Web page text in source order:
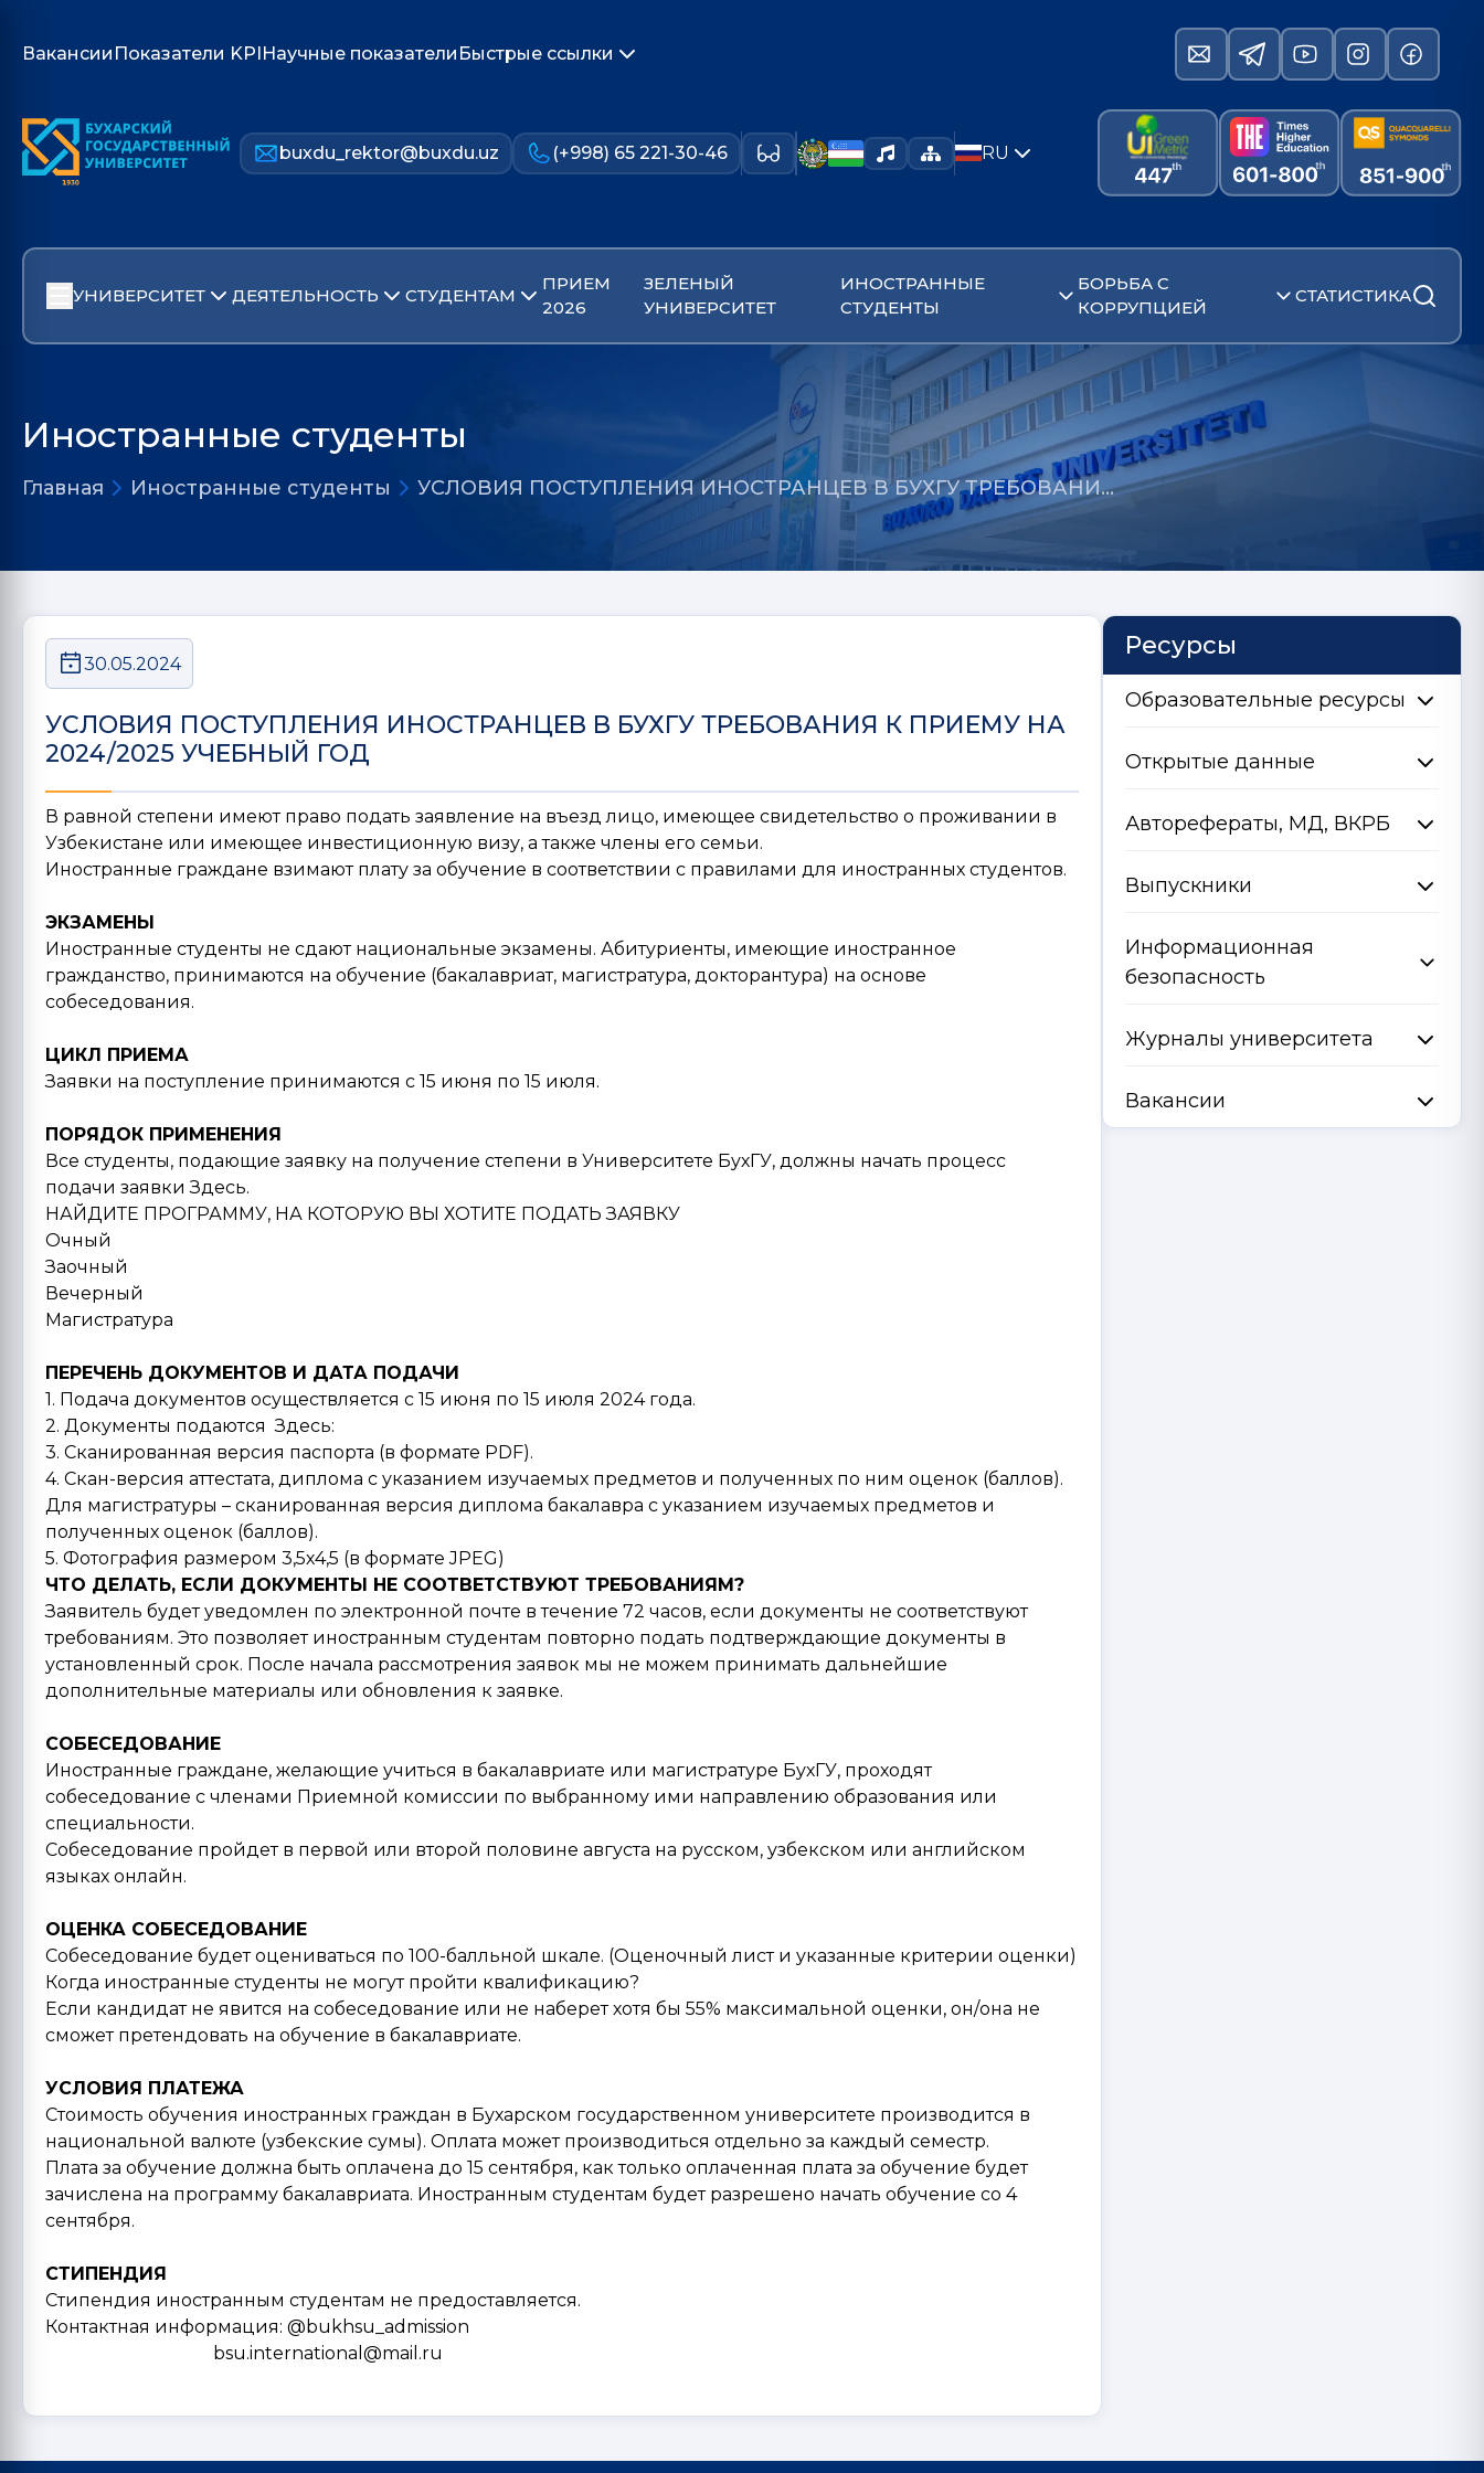
Вакансии Показатели KPIНаучные показатели Быстрые ссылки
buxdu_rektor@buxdu.uz (+998) 65 221-30-46 RU
УНИВЕРСИТЕТ ДЕЯТЕЛЬНОСТЬ СТУДЕНТАМ
ПРИЕМ
2026
ЗЕЛЕНЫЙ
УНИВЕРСИТЕТ
ИНОСТРАННЫЕ
СТУДЕНТЫ
БОРЬБА С
КОРРУПЦИЕЙ
СТАТИСТИКА
Иностранные студенты
Главная Иностранные студенты УСЛОВИЯ ПОСТУПЛЕНИЯ ИНОСТРАНЦЕВ В БУХГУ ТРЕБОВАНИ…
30.05.2024
УСЛОВИЯ ПОСТУПЛЕНИЯ ИНОСТРАНЦЕВ В БУХГУ ТРЕБОВАНИЯ К ПРИЕМУ НА
2024/2025 УЧЕБНЫЙ ГОД
В равной степени имеют право подать заявление на въезд лицо, имеющее свидетельство о проживании в
Узбекистане или имеющее инвестиционную визу, а также члены его семьи.
Иностранные граждане взимают плату за обучение в соответствии с правилами для иностранных студентов.
ЭКЗАМЕНЫ
Иностранные студенты не сдают национальные экзамены. Абитуриенты, имеющие иностранное
гражданство, принимаются на обучение (бакалавриат, магистратура, докторантура) на основе
собеседования.
ЦИКЛ ПРИЕМА
Заявки на поступление принимаются с 15 июня по 15 июля.
ПОРЯДОК ПРИМЕНЕНИЯ
Все студенты, подающие заявку на получение степени в Университете БухГУ, должны начать процесс
подачи заявки Здесь.
НАЙДИТЕ ПРОГРАММУ, НА КОТОРУЮ ВЫ ХОТИТЕ ПОДАТЬ ЗАЯВКУ
Очный
Заочный
Вечерный
Магистратура
ПЕРЕЧЕНЬ ДОКУМЕНТОВ И ДАТА ПОДАЧИ
1. Подача документов осуществляется с 15 июня по 15 июля 2024 года.
2. Документы подаются Здесь:
3. Сканированная версия паспорта (в формате PDF).
4. Скан-версия аттестата, диплома с указанием изучаемых предметов и полученных по ним оценок (баллов).
Для магистратуры – сканированная версия диплома бакалавра с указанием изучаемых предметов и
полученных оценок (баллов).
5. Фотография размером 3,5х4,5 (в формате JPEG)
ЧТО ДЕЛАТЬ, ЕСЛИ ДОКУМЕНТЫ НЕ СООТВЕТСТВУЮТ ТРЕБОВАНИЯМ?
Заявитель будет уведомлен по электронной почте в течение 72 часов, если документы не соответствуют
требованиям. Это позволяет иностранным студентам повторно подать подтверждающие документы в
установленный срок. После начала рассмотрения заявок мы не можем принимать дальнейшие
дополнительные материалы или обновления к заявке.
СОБЕСЕДОВАНИЕ
Иностранные граждане, желающие учиться в бакалавриате или магистратуре БухГУ, проходят
собеседование с членами Приемной комиссии по выбранному ими направлению образования или
специальности.
Собеседование пройдет в первой или второй половине августа на русском, узбекском или английском
языках онлайн.
ОЦЕНКА СОБЕСЕДОВАНИЕ
Собеседование будет оцениваться по 100-балльной шкале. (Оценочный лист и указанные критерии оценки)
Когда иностранные студенты не могут пройти квалификацию?
Если кандидат не явится на собеседование или не наберет хотя бы 55% максимальной оценки, он/она не
сможет претендовать на обучение в бакалавриате.
УСЛОВИЯ ПЛАТЕЖА
Стоимость обучения иностранных граждан в Бухарском государственном университете производится в
национальной валюте (узбекские сумы). Оплата может производиться отдельно за каждый семестр.
Плата за обучение должна быть оплачена до 15 сентября, как только оплаченная плата за обучение будет
зачислена на программу бакалавриата. Иностранным студентам будет разрешено начать обучение со 4
сентября.
СТИПЕНДИЯ
Стипендия иностранным студентам не предоставляется.
Контактная информация: @bukhsu_admission
bsu.international@mail.ru
Ресурсы
Образовательные ресурсы
Открытые данные
Авторефераты, МД, ВКРБ
Выпускники
Информационная
безопасность
Журналы университета
Вакансии